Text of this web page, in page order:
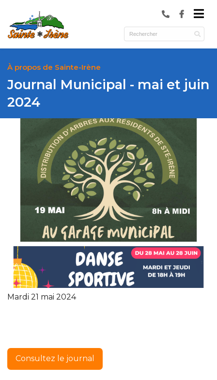
(Municipalité )
À propos de Sainte-Irène
Journal Municipal - mai et juin
2024
Mardi 21 mai 2024
Consultez le journal